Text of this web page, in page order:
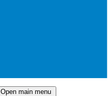
Open main menu